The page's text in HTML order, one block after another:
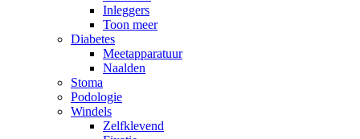
Inleggers
Toon meer
Diabetes
Meetapparatuur
Naalden
Stoma
Podologie
Windels
Zelfklevend